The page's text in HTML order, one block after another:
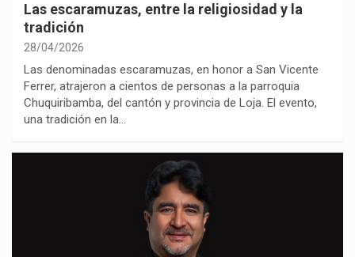
Las escaramuzas, entre la religiosidad y la
tradición
28/04/2026
Las denominadas escaramuzas, en honor a San Vicente
Ferrer, atrajeron a cientos de personas a la parroquia
Chuquiribamba, del cantón y provincia de Loja. El evento,
una tradición en la…